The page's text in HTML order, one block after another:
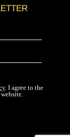
. I agree to the